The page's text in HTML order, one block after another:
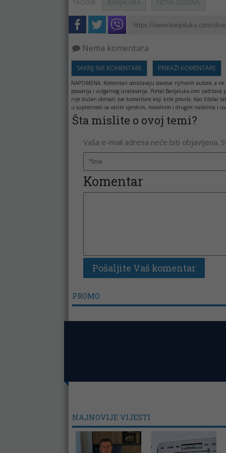
TAGOVI: BANJALUKA NOVA GODINA
Nema komentara
SAKRIJ SVE KOMENTARE PRIKAŽI KOMENTARE
NAPOMENA: Komentari odražavaju stavove njihovih autora, a
psovanja i vulgarnog izražavanja. Portal Banjaluka.com
nije dužan obrisati sve komentare koji krše pravila. Kao čitalac
u suprotnosti sa vašim vjerskim, moralnim i drugim načelima i
Šta mislite o ovoj temi?
Vaša e-mail adresa neće biti objavljena.
Komentar
PROMO
NAJNOVIJE VIJESTI